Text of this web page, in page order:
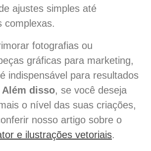
ajustes simples até
complexas.
fotografias ou
gráficas para marketing,
indispensável para resultados
Além disso, se você deseja
o nível das suas criações,
nosso artigo sobre o
e ilustrações vetoriais.